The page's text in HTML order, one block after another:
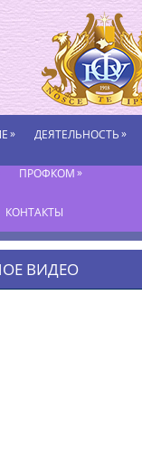
» ДЕЯТЕЛЬНОСТЬ»
ПРОФКОМ»
КОНТАКТЫ
ВИДЕО